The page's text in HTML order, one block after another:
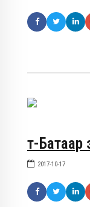
т-Батаар
2017-10-17